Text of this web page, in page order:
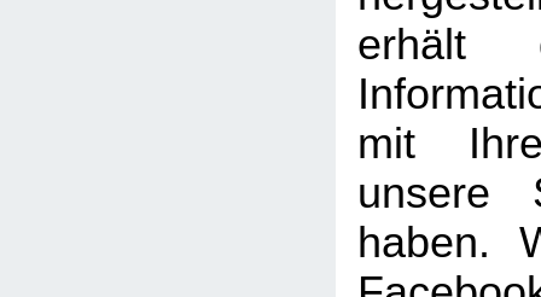
erhält
mit
unsere
haben.